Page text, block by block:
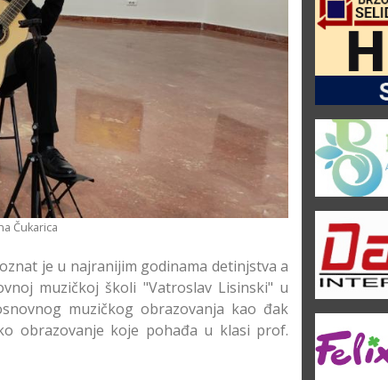
Čukarica
je u najranijim godinama detinjstva a
muzičkoj školi "Vatroslav Lisinski" u
muzičkog obrazovanja kao đak
obrazovanje koje pohađa u klasi prof.